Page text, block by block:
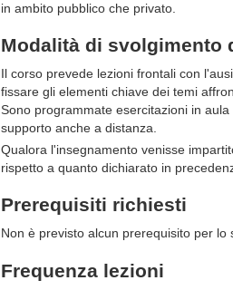
in ambito pubblico che privato.
Modalità di svolgimento
Il corso prevede lezioni frontali con
fissare gli elementi chiave dei temi
Sono programmate esercitazioni in
supporto anche a distanza.
Qualora l'insegnamento venisse
rispetto a quanto dichiarato in
Prerequisiti richiesti
Non è previsto alcun prerequisito per
Frequenza lezioni